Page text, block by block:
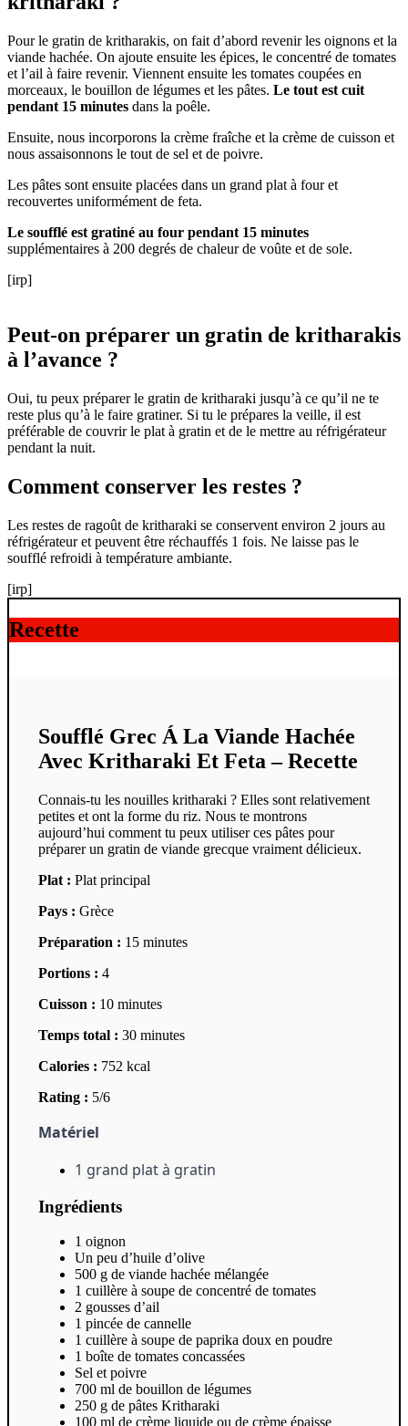
Pour le gratin de kritharakis, on fait d’abord revenir les oignons et la
viande hachée. On ajoute ensuite les épices, le concentré de tomates
et l’ail à faire revenir. Viennent ensuite les tomates coupées en
morceaux, le bouillon de légumes et les pâtes. Le tout est cuit
pendant 15 minutes dans la poêle.
Ensuite, nous incorporons la crème fraîche et la crème de cuisson et
nous assaisonnons le tout de sel et de poivre.
Les pâtes sont ensuite placées dans un grand plat à four et
recouvertes uniformément de feta.
Le soufflé est gratiné au four pendant 15 minutes
supplémentaires à 200 degrés de chaleur de voûte et de sole.
[irp]
Peut-on préparer un gratin de kritharakis
à l’avance ?
Oui, tu peux préparer le gratin de kritharaki jusqu’à ce qu’il ne te
reste plus qu’à le faire gratiner. Si tu le prépares la veille, il est
préférable de couvrir le plat à gratin et de le mettre au réfrigérateur
pendant la nuit.
Comment conserver les restes ?
Les restes de ragoût de kritharaki se conservent environ 2 jours au
réfrigérateur et peuvent être réchauffés 1 fois. Ne laisse pas le
soufflé refroidi à température ambiante.
[irp]
Recette
Soufflé Grec Á La Viande Hachée
Avec Kritharaki Et Feta – Recette
Connais-tu les nouilles kritharaki ? Elles sont relativement
petites et ont la forme du riz. Nous te montrons
aujourd’hui comment tu peux utiliser ces pâtes pour
préparer un gratin de viande grecque vraiment délicieux.
Plat : Plat principal
Pays : Grèce
Préparation : 15 minutes
Portions : 4
Cuisson : 10 minutes
Temps total : 30 minutes
Calories : 752 kcal
Rating : 5/6
Matériel
1 grand plat à gratin
Ingrédients
1 oignon
Un peu d’huile d’olive
500 g de viande hachée mélangée
1 cuillère à soupe de concentré de tomates
2 gousses d’ail
1 pincée de cannelle
1 cuillère à soupe de paprika doux en poudre
1 boîte de tomates concassées
Sel et poivre
700 ml de bouillon de légumes
250 g de pâtes Kritharaki
100 ml de crème liquide ou de crème épaisse